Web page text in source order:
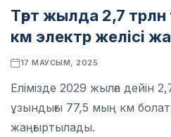
Төрт жылда 2,7
км электр желісі
17 МАУСЫМ, 2025
Елімізде 2029 жылға дейін
ұзындығы 77,5 мың км
жаңғыртылады.